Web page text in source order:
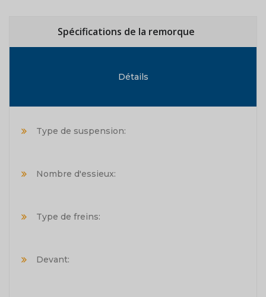
Spécifications de la remorque
Détails
Type de suspension:
Nombre d'essieux:
Type de freins:
Devant: